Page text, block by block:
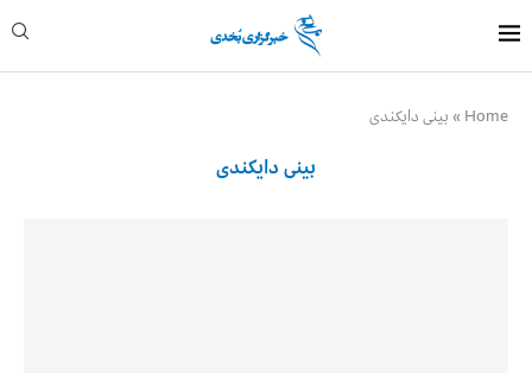
Home
» بینی دایکندی
بینی دایکندی